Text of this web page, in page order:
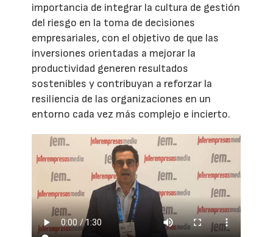
importancia de integrar la cultura de gestión
del riesgo en la toma de decisiones
empresariales, con el objetivo de que las
inversiones orientadas a mejorar la
productividad generen resultados
sostenibles y contribuyan a reforzar la
resiliencia de las organizaciones en un
entorno cada vez más complejo e incierto.